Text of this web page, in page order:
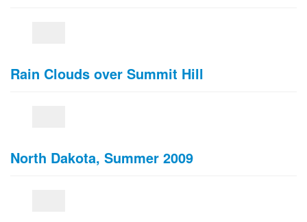
Rain Clouds over Summit Hill
North Dakota, Summer 2009